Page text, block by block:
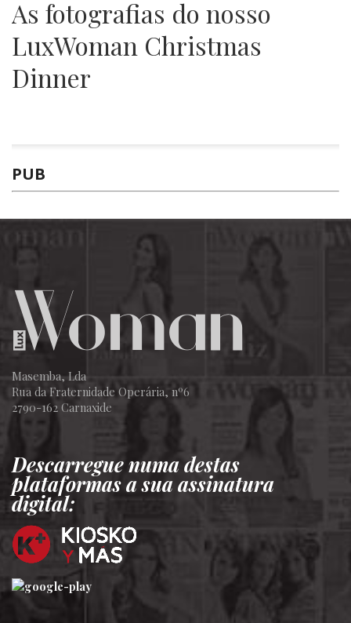
As fotografias do nosso
LuxWoman Christmas
Dinner
PUB
Masemba, Lda
Rua da Fraternidade Operária, nº6
2790-162 Carnaxide
Descarregue numa destas
plataformas a sua assinatura
digital: